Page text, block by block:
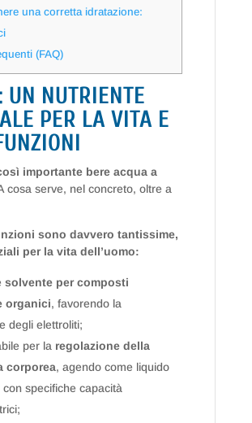
una corretta idratazione:
(FAQ)
UN NUTRIENTE
PER LA VITA E
importante bere acqua a
cosa serve, nel concreto, oltre a
sono davvero tantissime,
per la vita dell’uomo:
solvente per composti
organici, favorendo la
degli elettroliti;
per la regolazione della
corporea, agendo come liquido
specifiche capacità